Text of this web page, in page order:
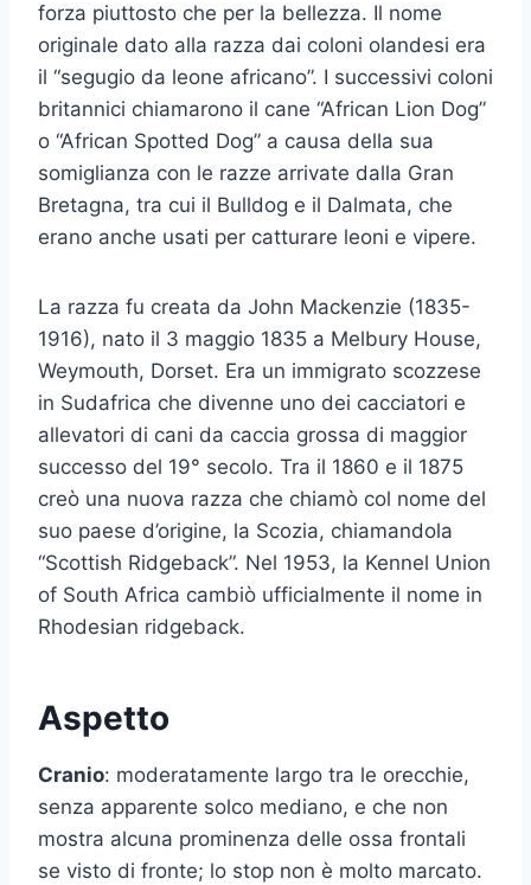
forza piuttosto che per la bellezza. Il nome
originale dato alla razza dai coloni olandesi era
il “segugio da leone africano”. I successivi coloni
britannici chiamarono il cane “African Lion Dog”
o “African Spotted Dog” a causa della sua
somiglianza con le razze arrivate dalla Gran
Bretagna, tra cui il Bulldog e il Dalmata, che
erano anche usati per catturare leoni e vipere.
La razza fu creata da John Mackenzie (1835-
1916), nato il 3 maggio 1835 a Melbury House,
Weymouth, Dorset. Era un immigrato scozzese
in Sudafrica che divenne uno dei cacciatori e
allevatori di cani da caccia grossa di maggior
successo del 19° secolo. Tra il 1860 e il 1875
creò una nuova razza che chiamò col nome del
suo paese d’origine, la Scozia, chiamandola
“Scottish Ridgeback”. Nel 1953, la Kennel Union
of South Africa cambiò ufficialmente il nome in
Rhodesian ridgeback.
Aspetto
Cranio: moderatamente largo tra le orecchie,
senza apparente solco mediano, e che non
mostra alcuna prominenza delle ossa frontali
se visto di fronte; lo stop non è molto marcato.